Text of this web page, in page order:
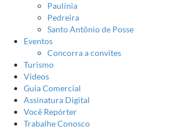
Paulínia
Pedreira
Santo Antônio de Posse
Eventos
Concorra a convites
Turismo
Vídeos
Guia Comercial
Assinatura Digital
Você Repórter
Trabalhe Conosco